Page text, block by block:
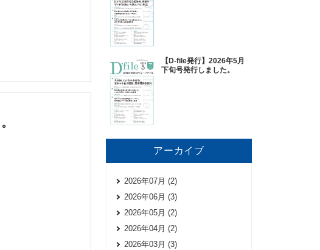
【D-file発行】2026年5月
下旬号発行しました。
アーカイブ
2026年07月 (2)
2026年06月 (3)
2026年05月 (2)
2026年04月 (2)
2026年03月 (3)